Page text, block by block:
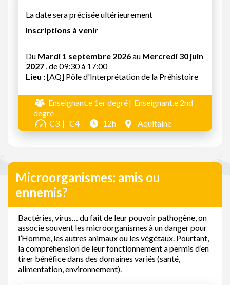
La date sera précisée ultérieurement
Inscriptions à venir
Du Mardi 1 septembre 2026au Mercredi 30 juin
2027 , de 09:30 à 17:00
Lieu :[AQ] Pôle d'Interprétation de la Préhistoire
Enseignant.e 1er degré
Enseignant.e 2nd
degré
C3
C4 12h Aquitaine
Microorganismes: amis ou
ennemis?
Bactéries, virus… du fait de leur pouvoir pathogène, on
associe souvent les microorganismes à un danger pour
l’Homme, les autres animaux ou les végétaux. Pourtant,
la compréhension de leur fonctionnement a permis d’en
tirer bénéfice dans des domaines variés (santé,
alimentation, environnement).